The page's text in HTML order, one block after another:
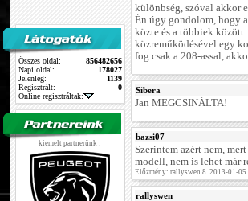
Összes oldal:
856482656
Napi oldal:
178027
Jelenleg:
1139
Regisztrált:
0
Online regisztráltak:
kiemelt partnerünk :
különbség, szóval akkor
Én úgy gondolom, hogy
közte és a többiek
közreműködésével egy
fog csak a 208-assal,
Sibera
Jan MEGCSINÁLTA!
bazsi07
Szerintem azért nem,
modell, nem is lehet már
Előzmény: rallyswen 8. 2013-01-
rallyswen